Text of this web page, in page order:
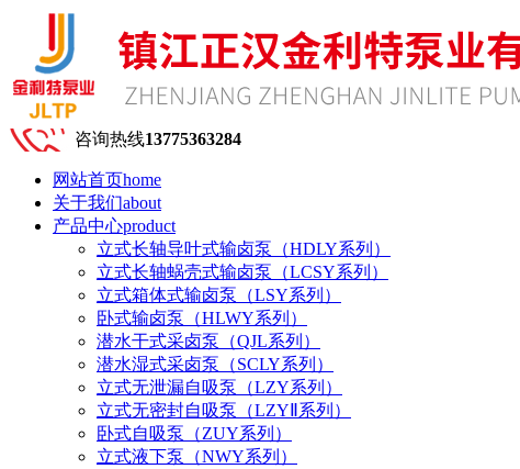
咨询热线13775363284
网站首页home
关于我们about
产品中心product
立式长轴导叶式输卤泵（HDLY系列）
立式长轴蜗壳式输卤泵（LCSY系列）
立式箱体式输卤泵（LSY系列）
卧式输卤泵（HLWY系列）
潜水干式采卤泵（QJL系列）
潜水湿式采卤泵（SCLY系列）
立式无泄漏自吸泵（LZY系列）
立式无密封自吸泵（LZYⅡ系列）
卧式自吸泵（ZUY系列）
立式液下泵（NWY系列）